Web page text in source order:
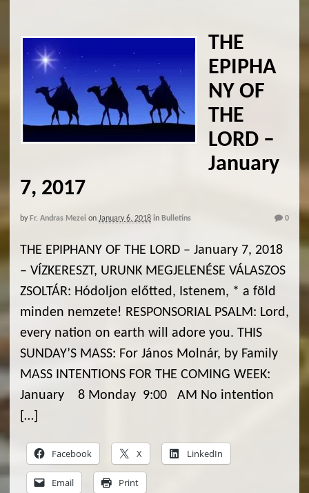
THE
EPIPHA
NY OF
THE
LORD –
January
7, 2017
by Fr. Andras Mezei on January 6, 2018 in Bulletins 0
THE EPIPHANY OF THE LORD – January 7, 2018
– VÍZKERESZT, URUNK MEGJELENÉSE VÁLASZOS
ZSOLTÁR: Hódoljon előtted, Istenem, * a föld
minden nemzete! RESPONSORIAL PSALM: Lord,
every nation on earth will adore you. THIS
SUNDAY’S MASS: For János Molnár, by Family
MASS INTENTIONS FOR THE COMING WEEK:
January 8 Monday 9:00 AM No intention
[…]
Facebook X LinkedIn
Email Print